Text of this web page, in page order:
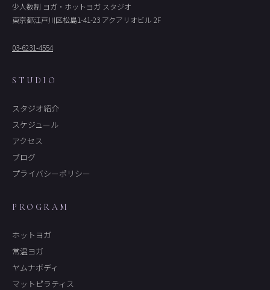
少人数制 ヨガ・ホットヨガ スタジオ
東京都江戸川区松島1-41-23 アクアリオビル 2F
03-6231-4554
STUDIO
スタジオ紹介
スケジュール
アクセス
ブログ
プライバシーポリシー
PROGRAM
ホットヨガ
常温ヨガ
ヤムナボディ
マットピラティス